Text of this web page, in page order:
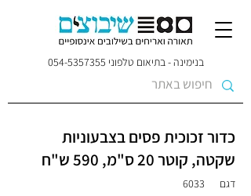
בנימינה - בתיאום טלפוני 054-5357355
כדור זכוכית פסים בצבעוניות
שקטה, קוטר 20 ס"מ, 590 ש"ח
דגם 6033